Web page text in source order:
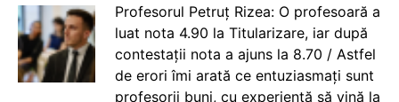
Profesorul Petruț Rizea: O profesoară a
luat nota 4.90 la Titularizare, iar după
contestații nota a ajuns la 8.70 / Astfel
de erori îmi arată ce entuziasmați sunt
profesorii buni, cu experiență să vină la